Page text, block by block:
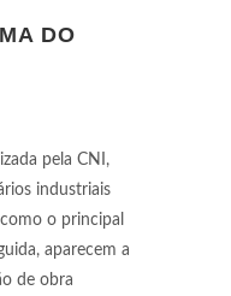
DO
pela CNI,
industriais
o principal
aparecem a
de obra